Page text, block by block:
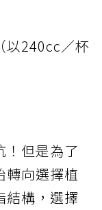
以240cc／杯
！但是為了
轉向選擇植
結構，選擇